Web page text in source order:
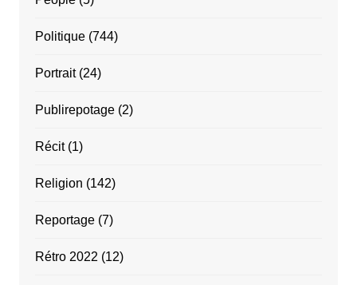
Politique(744)
Portrait(24)
Publirepotage(2)
Récit(1)
Religion (142)
Reportage(7)
Rétro 2022 (12)